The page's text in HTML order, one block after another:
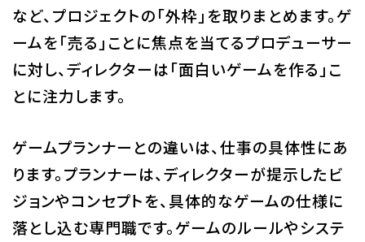
など、プロジェクトの「外枠」を取りまとめます。ゲ
ームを「売る」ことに焦点を当てるプロデューサー
に対し、ディレクターは「面白いゲームを作る」こ
とに注力します。
ゲームプランナーとの違いは、仕事の具体性にあ
ります。プランナーは、ディレクターが提示したビ
ジョンやコンセプトを、具体的なゲームの仕様に
落とし込む専門職です。ゲームのルールやシステ